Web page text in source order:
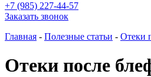
+7 (985) 227-44-57
Заказать звонок
Главная - Полезные статьи - Отеки
Отеки после